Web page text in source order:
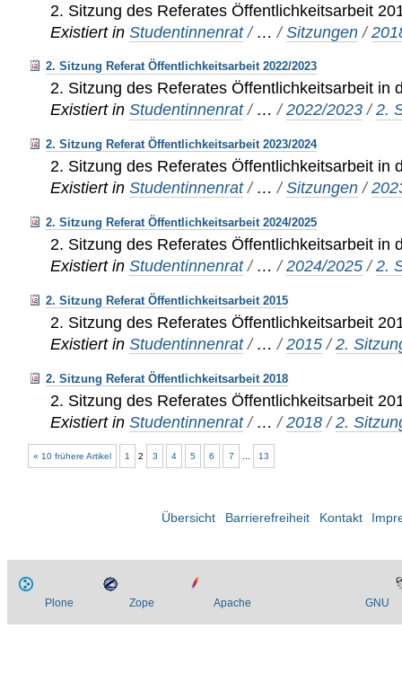
2. Sitzung des Referates Öffentlichkeitsarbeit
Existiert in Studentinnenrat / …/Sitzungen /
2. Sitzung Referat Öffentlichkeitsarbeit 2022/2023
2. Sitzung des Referates Öffentlichkeitsarbeit in
Existiert in Studentinnenrat / …/2022/2023 /2.
2. Sitzung Referat Öffentlichkeitsarbeit 2023/2024
2. Sitzung des Referates Öffentlichkeitsarbeit in
Existiert in Studentinnenrat / …/Sitzungen /
2. Sitzung Referat Öffentlichkeitsarbeit 2024/2025
2. Sitzung des Referates Öffentlichkeitsarbeit in
Existiert in Studentinnenrat / …/2024/2025 /2.
2. Sitzung Referat Öffentlichkeitsarbeit 2015
2. Sitzung des Referates Öffentlichkeitsarbeit
Existiert in Studentinnenrat / …/2015 /2.
2. Sitzung Referat Öffentlichkeitsarbeit 2018
2. Sitzung des Referates Öffentlichkeitsarbeit
Existiert in Studentinnenrat / …/2018 /2.
« 10 frühere Artikel 1 2 3 4 5 6 7 13
Übersicht Barrierefreiheit Kontakt
Plone Zope Apache GNU